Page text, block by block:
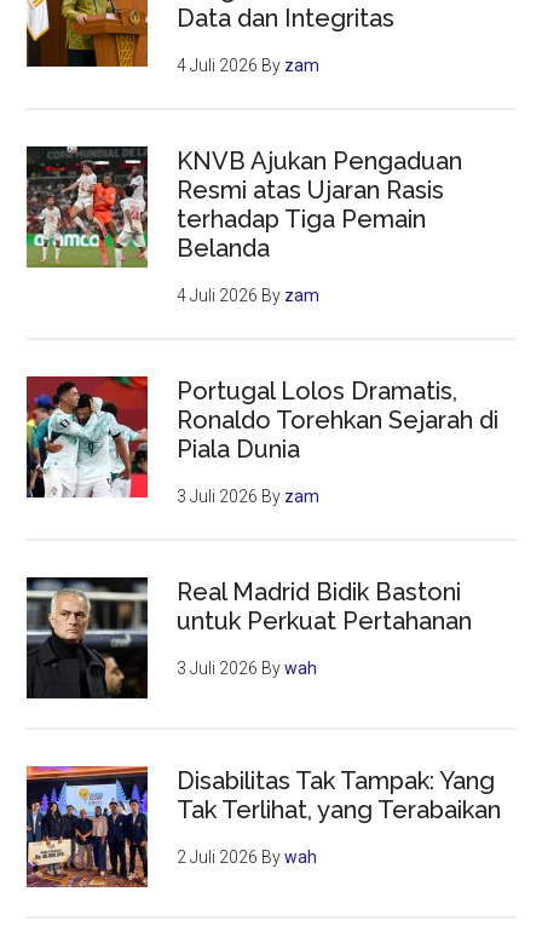
Data dan Integritas
4 Juli 2026 By zam
KNVB Ajukan Pengaduan
Resmi atas Ujaran Rasis
terhadap Tiga Pemain
Belanda
4 Juli 2026 By zam
Portugal Lolos Dramatis,
Ronaldo Torehkan Sejarah di
Piala Dunia
3 Juli 2026 By zam
Real Madrid Bidik Bastoni
untuk Perkuat Pertahanan
3 Juli 2026 Bywah
Disabilitas Tak Tampak: Yang
Tak Terlihat, yang Terabaikan
2 Juli 2026 Bywah